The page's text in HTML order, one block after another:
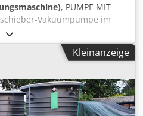
, PUMPE MIT
Vakuumpumpe im
Komplett überholte Pumpe.
30 m3 / h bei 50Hz.
Jede Klärung, zögern Sie
Kleinanzeige